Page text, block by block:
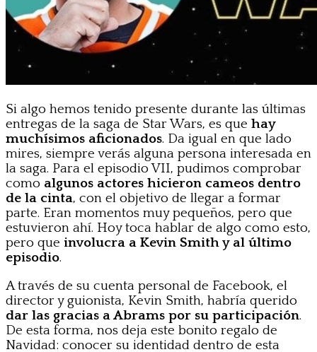
Si algo hemos tenido presente durante las últimas
entregas de la saga de Star Wars, es que hay
muchísimos aficionados. Da igual en que lado
mires, siempre verás alguna persona interesada en
la saga. Para el episodio VII, pudimos comprobar
como algunos actores hicieron cameos dentro
de la cinta, con el objetivo de llegar a formar
parte. Eran momentos muy pequeños, pero que
estuvieron ahí. Hoy toca hablar de algo como esto,
pero que involucra a Kevin Smith y al último
episodio.
A través de su cuenta personal de Facebook, el
director y guionista, Kevin Smith, habría querido
dar las gracias a Abrams por su participación.
De esta forma, nos deja este bonito regalo de
Navidad: conocer su identidad dentro de esta